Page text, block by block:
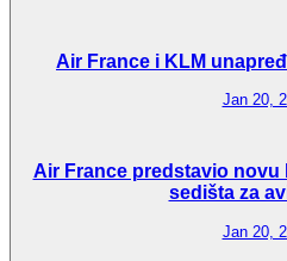
Air France i KLM
Jan 20,
Air France predstavio
sedišta za
Jan 20,